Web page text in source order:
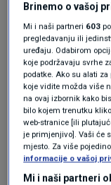
strateške
da će nastati
srpnju ili
povišenje
globalnoj
Jedino
konflikt i da se
energentima,
Brinemo o vašoj
Mi i naši partneri 603
pregledavanju ili
uređaju. Odabirom
koje podržavaju svrhe
podatke. Ako su alati
koje vidite možda više
na ovaj izbornik kako
bilo kojem trenutku
web-stranice [ili
je primjenjivo]. Vaši će
mjesto. Za više
informacije o vašoj
Mi i naši partneri